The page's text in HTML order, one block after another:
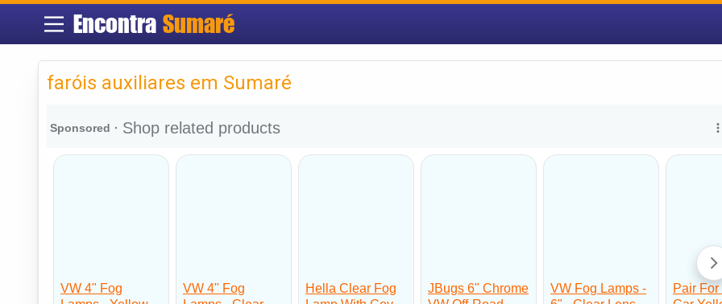
Encontra Sumaré
faróis auxiliares em Sumaré